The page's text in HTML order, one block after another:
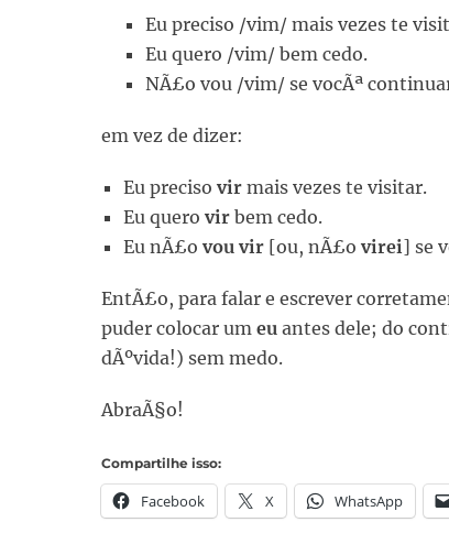
Eu preciso /vim/ mais vezes te
Eu quero /vim/ bem cedo.
NÃ£o vou /vim/ se vocÃª
em vez de dizer:
Eu preciso vir mais vezes te visitar.
Eu quero vir bem cedo.
Eu nÃ£o vou vir [ou, nÃ£o virei] se
EntÃ£o, para falar e escrever
puder colocar um eu antes dele; do
dÃºvida!) sem medo.
AbraÃ§o!
Compartilhe isso:
Facebook X WhatsApp